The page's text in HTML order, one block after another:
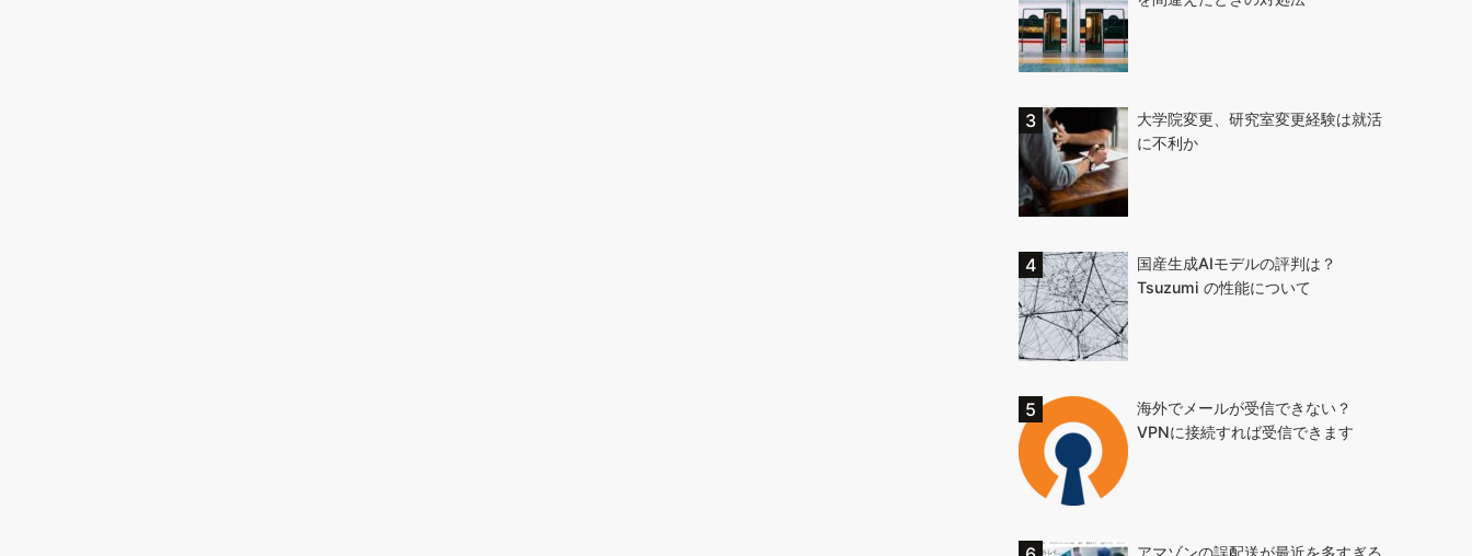
大学院変更、研究室変更経験は就活
に不利か
国産生成AIモデルの評判は？
Tsuzumi の性能について
海外でメールが受信できない？
VPNに接続すれば受信できます
アマゾンの誤配送が最近を多すぎる